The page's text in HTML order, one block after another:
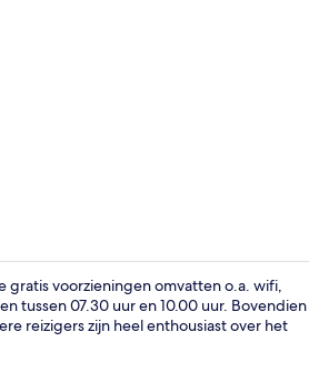
gratis voorzieningen omvatten o.a. wifi,
tussen 07.30 uur en 10.00 uur.
reizigers zijn heel enthousiast over het